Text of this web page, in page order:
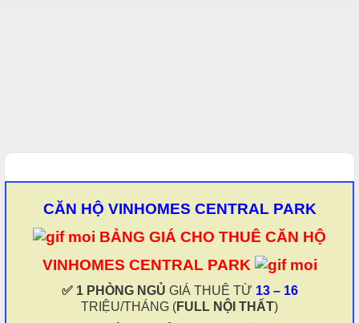
CĂN HỘ VINHOMES CENTRAL PARK
BẢNG GIÁ CHO THUÊ CĂN HỘ
VINHOMES CENTRAL PARK
✅ 1 PHÒNG NGỦ GIÁ THUÊ TỪ 13 – 16
TRIỆU/THÁNG (FULL NỘI THẤT)